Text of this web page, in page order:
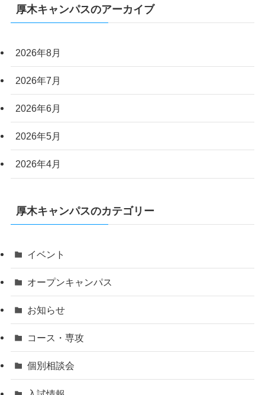
厚木キャンパスのアーカイブ
2026年8月
2026年7月
2026年6月
2026年5月
2026年4月
厚木キャンパスのカテゴリー
イベント
オープンキャンパス
お知らせ
コース・専攻
個別相談会